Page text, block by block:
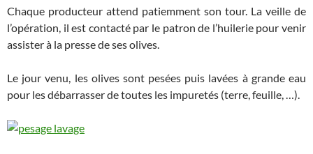
Chaque producteur attend patiemment son tour. La veille de
l’opération, il est contacté par le patron de l’huilerie pour venir
assister à la presse de ses olives.
Le jour venu, les olives sont pesées puis lavées à grande eau
pour les débarrasser de toutes les impuretés (terre, feuille, …).